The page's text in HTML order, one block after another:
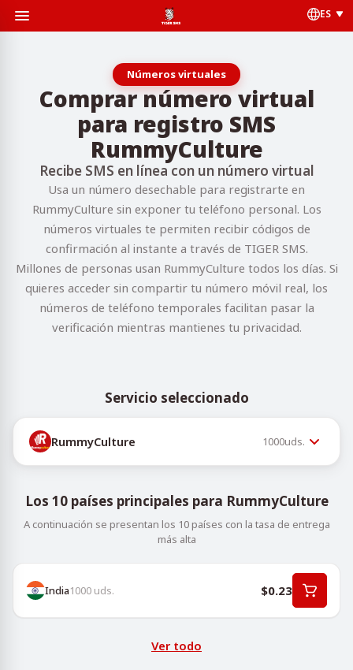
ES
Números virtuales
Comprar número virtual
para registro SMS
RummyCulture
Recibe SMS en línea con un número virtual
Usa un número desechable para registrarte en
RummyCulture sin exponer tu teléfono personal. Los
números virtuales te permiten recibir códigos de
confirmación al instante a través de TIGER SMS.
Millones de personas usan RummyCulture todos los días. Si
quieres acceder sin compartir tu número móvil real, los
números de teléfono temporales facilitan pasar la
verificación mientras mantienes tu privacidad.
Servicio seleccionado
RummyCulture 1000uds.
Los 10 países principales para RummyCulture
A continuación se presentan los 10 países con la tasa de entrega
más alta
India1000 uds. $0.23
Ver todo